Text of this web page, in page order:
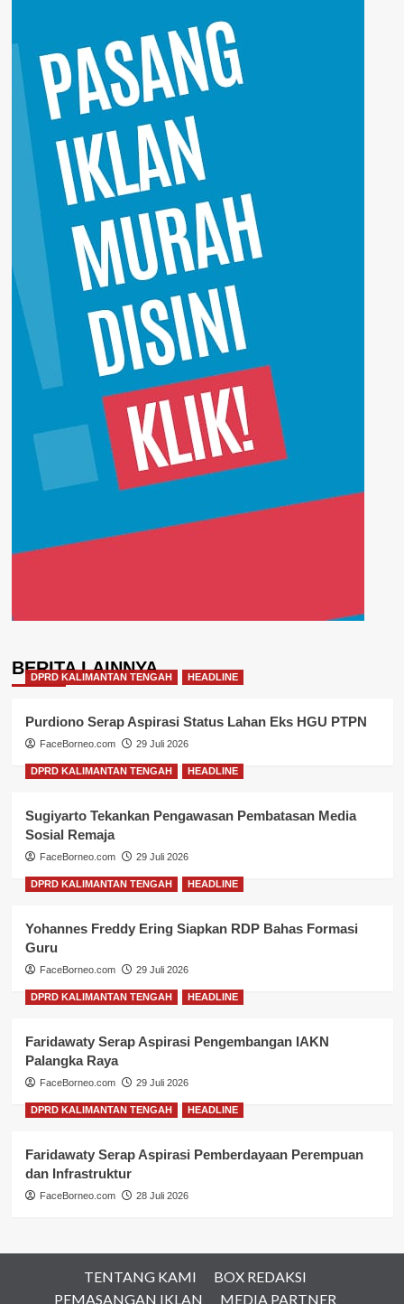
BERITA LAINNYA
DPRD KALIMANTAN TENGAH HEADLINE
Purdiono Serap Aspirasi Status Lahan Eks HGU PTPN
FaceBorneo.com 29 Juli 2026
DPRD KALIMANTAN TENGAH HEADLINE
Sugiyarto Tekankan Pengawasan Pembatasan Media
Sosial Remaja
FaceBorneo.com 29 Juli 2026
DPRD KALIMANTAN TENGAH HEADLINE
Yohannes Freddy Ering Siapkan RDP Bahas Formasi
Guru
FaceBorneo.com 29 Juli 2026
DPRD KALIMANTAN TENGAH HEADLINE
Faridawaty Serap Aspirasi Pengembangan IAKN
Palangka Raya
FaceBorneo.com 29 Juli 2026
DPRD KALIMANTAN TENGAH HEADLINE
Faridawaty Serap Aspirasi Pemberdayaan Perempuan
dan Infrastruktur
FaceBorneo.com 28 Juli 2026
TENTANG KAMI
BOX REDAKSI
PEMASANGAN IKLAN
MEDIA PARTNER